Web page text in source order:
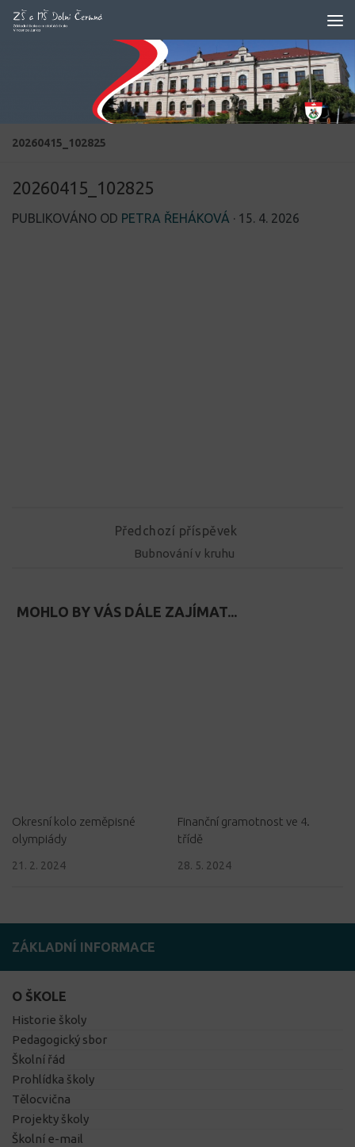
Skip to content
20260415_102825
20260415_102825
PUBLIKOVÁNO OD PETRA ŘEHÁKOVÁ · 15. 4. 2026
Předchozí příspěvek
Bubnování v kruhu
MOHLO BY VÁS DÁLE ZAJÍMAT...
Okresní kolo zeměpisné
olympiády
21. 2. 2024
Finanční gramotnost ve 4.
třídě
28. 5. 2024
ZÁKLADNÍ INFORMACE
O ŠKOLE
Historie školy
Pedagogický sbor
Školní řád
Prohlídka školy
Tělocvična
Projekty školy
Školní e-mail